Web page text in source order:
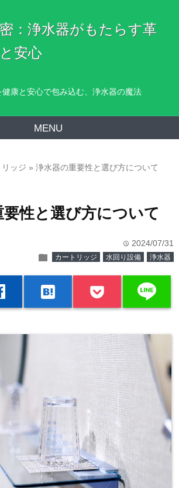
：浄水器がもたらす革
安心
康と安心で包み込む、浄水器の魔法
MENU
リッジ »浄水器の重要性と選び方について
性と選び方について
time 2024/07/31
folder カートリッジ 水回り設備 浄水器
hatenabookmark line